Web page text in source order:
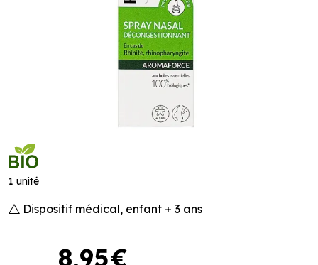
1 unité
Dispositif médical, enfant + 3 ans
8,95€